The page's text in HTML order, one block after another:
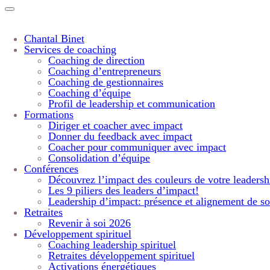
Chantal Binet
Services de coaching
Coaching de direction
Coaching d’entrepreneurs
Coaching de gestionnaires
Coaching d’équipe
Profil de leadership et communication
Formations
Diriger et coacher avec impact
Donner du feedback avec impact
Coacher pour communiquer avec impact
Consolidation d’équipe
Conférences
Découvrez l’impact des couleurs de votre
Les 9 piliers des leaders d’impact!
Leadership d’impact: présence et alignement de
Retraites
Revenir à soi 2026
Développement spirituel
Coaching leadership spirituel
Retraites développement spirituel
Activations énergétiques